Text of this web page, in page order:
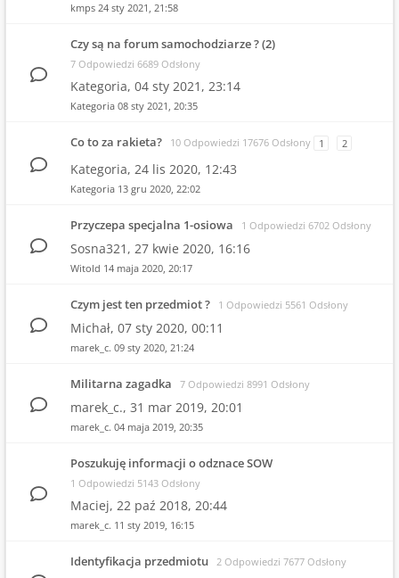
kmps 24 sty 2021, 21:58
Czy są na forum samochodziarze ? (2)
7 Odpowiedzi 6689 Odsłony
Kategoria, 04 sty 2021, 23:14
Kategoria 08 sty 2021, 20:35
Co to za rakieta? 10 Odpowiedzi 17676 Odsłony 1 2
Kategoria, 24 lis 2020, 12:43
Kategoria 13 gru 2020, 22:02
Przyczepa specjalna 1-osiowa 1 Odpowiedzi 6702 Odsłony
Sosna321, 27 kwie 2020, 16:16
Witold 14 maja 2020, 20:17
Czym jest ten przedmiot ? 1 Odpowiedzi 5561 Odsłony
Michał, 07 sty 2020, 00:11
marek_c. 09 sty 2020, 21:24
Militarna zagadka 7 Odpowiedzi 8991 Odsłony
marek_c., 31 mar 2019, 20:01
marek_c. 04 maja 2019, 20:35
Poszukuję informacji o odznace SOW
1 Odpowiedzi 5143 Odsłony
Maciej, 22 paź 2018, 20:44
marek_c. 11 sty 2019, 16:15
Identyfikacja przedmiotu 2 Odpowiedzi 7677 Odsłony